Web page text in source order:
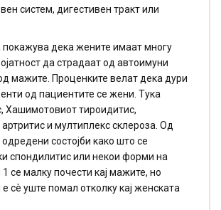
систем, дигестивен тракт или
покажува дека жените имаат многу
да страдаат од автоимуни
мажите. Проценките велат дека дури
од пациентите се жени. Тука
Хашимотовиот тироидитис,
и мултиплекс склероза. Од
одредени состојби како што се
спондилитис или некои форми на
1 се малку почести кај мажите, но
е сè уште помал отколку кај женската